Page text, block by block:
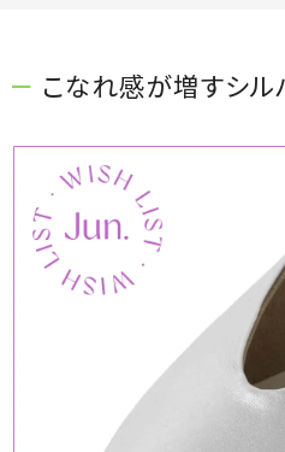
こなれ感が増すシ